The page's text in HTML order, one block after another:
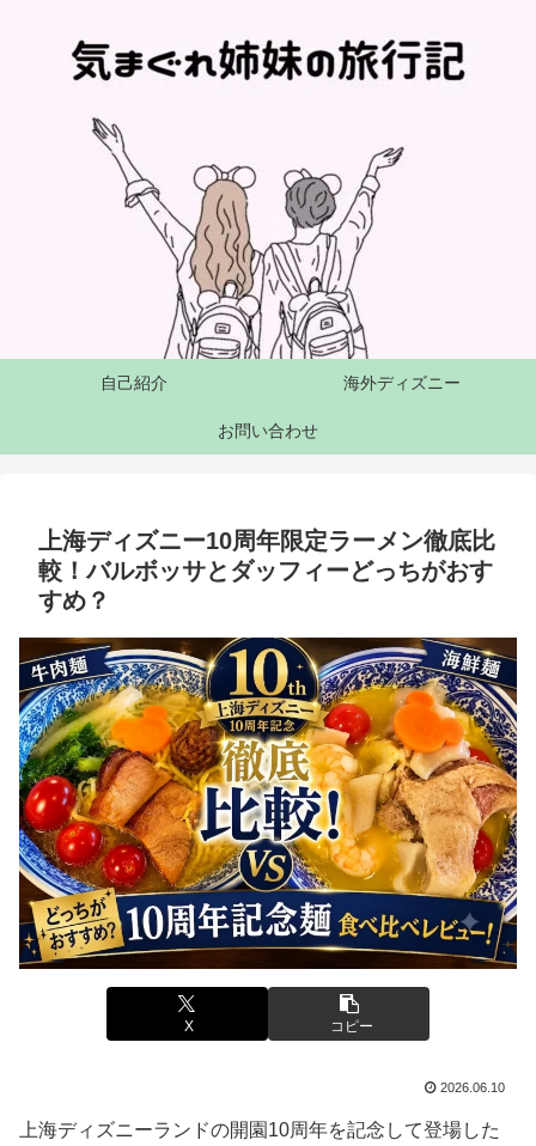
自己紹介 海外ディズニー
お問い合わせ
上海ディズニー10周年限定ラーメン徹底比
較！バルボッサとダッフィーどっちがおす
すめ？
X コピー
2026.06.10
上海ディズニーランドの開園10周年を記念して登場した